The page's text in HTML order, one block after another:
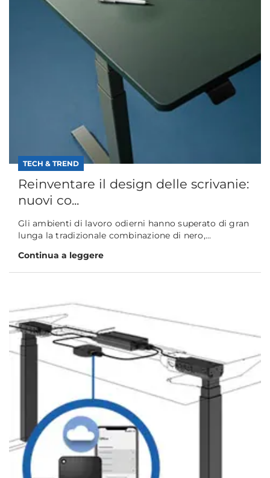
TECH & TREND
Reinventare il design delle scrivanie:
nuovi co...
Gli ambienti di lavoro odierni hanno superato di gran
lunga la tradizionale combinazione di nero,...
Continua a leggere